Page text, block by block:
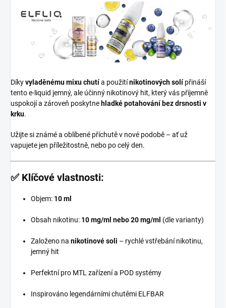
Díkyvyladěnému mixu chutía použitínikotinových solí přináší
tento e-liquid jemný, ale účinný nikotinový hit, který vás příjemně
uspokojí a zároveň poskytne hladké potahování bez drsnosti v
krku.
Užijte si známé a oblíbené příchutě v nové podobě – ať už
vapujete jen příležitostně, nebo po celý den.
✅ Klíčové vlastnosti:
Objem: 10 ml
Obsah nikotinu: 10 mg/ml nebo 20 mg/ml (dle varianty)
Založeno na nikotinové soli – rychlé vstřebání nikotinu,
jemný hit
Perfektní pro MTL zařízení a POD systémy
Inspirováno legendárními chutěmi ELFBAR